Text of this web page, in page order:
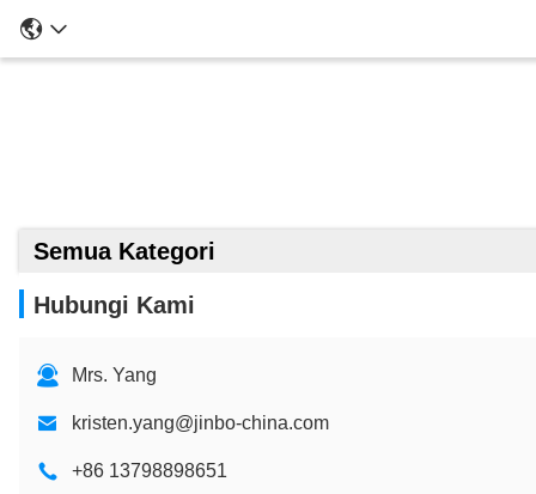
Semua Kategori
Hubungi Kami
Mrs. Yang
kristen.yang@jinbo-china.com
+86 13798898651